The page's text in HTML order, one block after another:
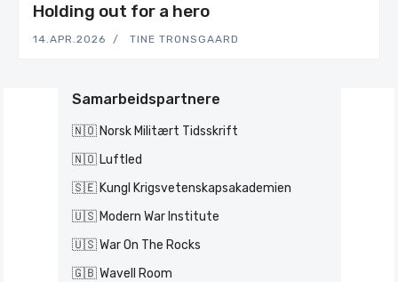
Holding out for a hero
14.APR.2026 TINE TRONSGAARD
Samarbeidspartnere
🇳🇴 Norsk Militært Tidsskrift
🇳🇴 Luftled
🇸🇪 Kungl Krigsvetenskapsakademien
🇺🇸 Modern War Institute
🇺🇸 War On The Rocks
🇬🇧 Wavell Room